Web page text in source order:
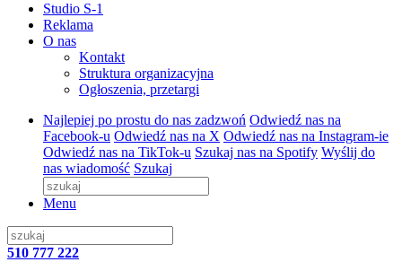
Studio S-1
Reklama
O nas
Kontakt
Struktura organizacyjna
Ogłoszenia, przetargi
Najlepiej po prostu do nas zadzwoń Odwiedź nas na
Facebook-u Odwiedź nas na X Odwiedź nas na Instagram-ie
Odwiedź nas na TikTok-u Szukaj nas na Spotify Wyślij do
nas wiadomość Szukaj
Menu
510 777 222